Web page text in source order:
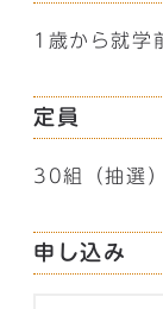
1歳から就学
定員
30組（抽選）
申し込み